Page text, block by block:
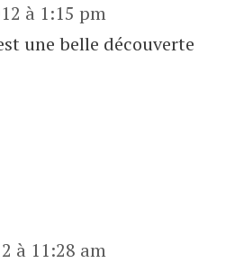
à 1:15 pm
une belle découverte
à 11:28 am